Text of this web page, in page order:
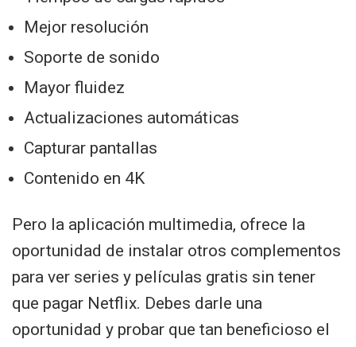
Mejor resolución
Soporte de sonido
Mayor fluidez
Actualizaciones automáticas
Capturar pantallas
Contenido en 4K
Pero la aplicación multimedia, ofrece la
oportunidad de instalar otros complementos
para ver series y películas gratis sin tener
que pagar Netflix. Debes darle una
oportunidad y probar que tan beneficioso el